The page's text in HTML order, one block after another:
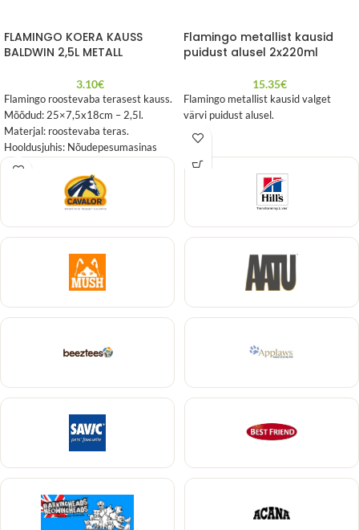
FLAMINGO KOERA KAUSS
BALDWIN 2,5L METALL
3.10€
Flamingo roostevaba terasest kauss.
Mõõdud: 25×7,5x18cm – 2,5l.
Materjal: roostevaba teras.
Hooldusjuhis: Nõudepesumasinas
pestav.
Flamingo metallist kausid
puidust alusel 2x220ml
15.35€
Flamingo metallist kausid valget
värvi puidust alusel.